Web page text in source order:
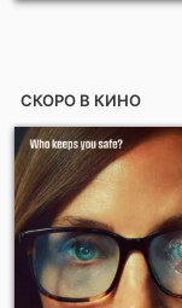
СКОРО В КИНО